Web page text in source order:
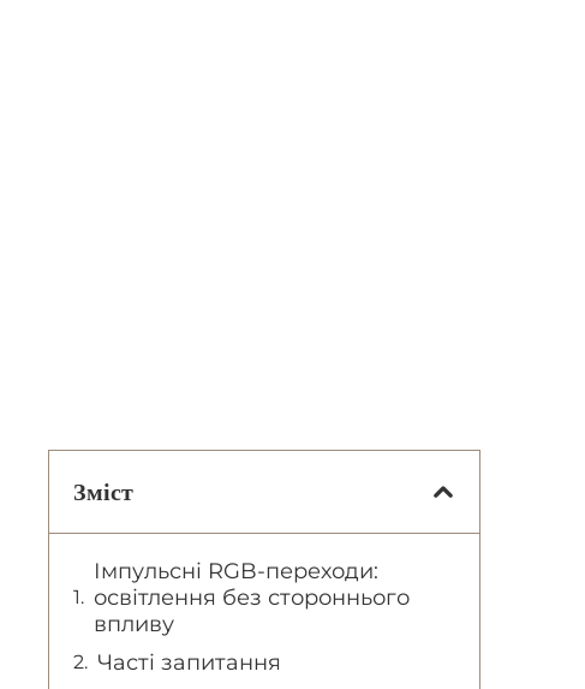
Зміст
Імпульсні RGB-переходи:
освітлення без стороннього
впливу
Часті запитання